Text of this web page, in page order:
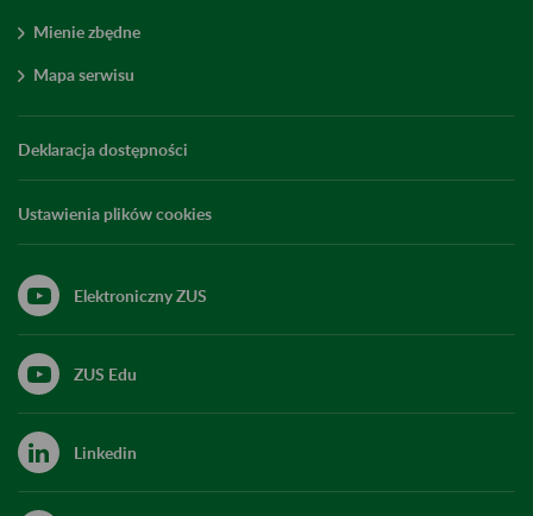
Mienie zbędne
Mapa serwisu
Deklaracja dostępności
Ustawienia plików cookies
Elektroniczny ZUS
ZUS Edu
Linkedin